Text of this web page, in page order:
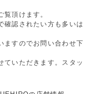
覧頂けます。
確認されたい方も多いは
ますのでお問い合わせ下
ていただきます。スタッ